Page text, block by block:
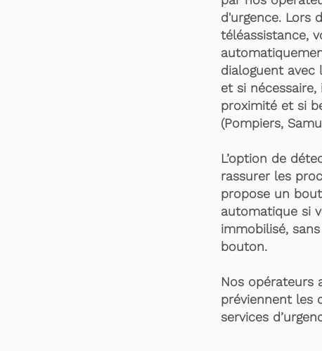
d'urgence. Lors
téléassistance,
dialoguent
et si
proximité et si
(Pompiers,
L’option de
rassurer les
propose un
automatique si
immobilisé,
bouton.
Nos opérateurs
préviennent les
services